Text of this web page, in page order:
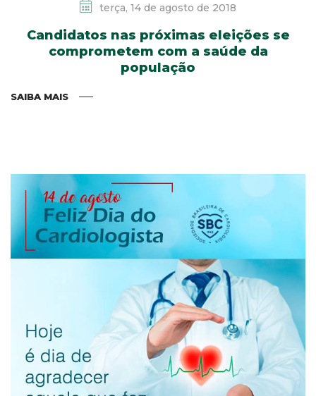
terça, 14 de agosto de 2018
Candidatos nas próximas eleições se
comprometem com a saúde da
população
SAIBA MAIS